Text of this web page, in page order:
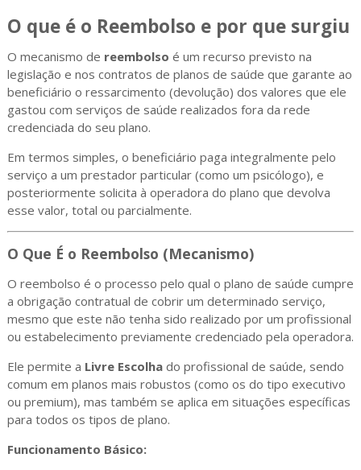
O que é o Reembolso e por que surgiu
O mecanismo de reembolso é um recurso previsto na
legislação e nos contratos de planos de saúde que garante ao
beneficiário o ressarcimento (devolução) dos valores que ele
gastou com serviços de saúde realizados fora da rede
credenciada do seu plano.
Em termos simples, o beneficiário paga integralmente pelo
serviço a um prestador particular (como um psicólogo), e
posteriormente solicita à operadora do plano que devolva
esse valor, total ou parcialmente.
O Que É o Reembolso (Mecanismo)
O reembolso é o processo pelo qual o plano de saúde cumpre
a obrigação contratual de cobrir um determinado serviço,
mesmo que este não tenha sido realizado por um profissional
ou estabelecimento previamente credenciado pela operadora.
Ele permite a Livre Escolhado profissional de saúde, sendo
comum em planos mais robustos (como os do tipo executivo
ou premium), mas também se aplica em situações específicas
para todos os tipos de plano.
Funcionamento Básico: